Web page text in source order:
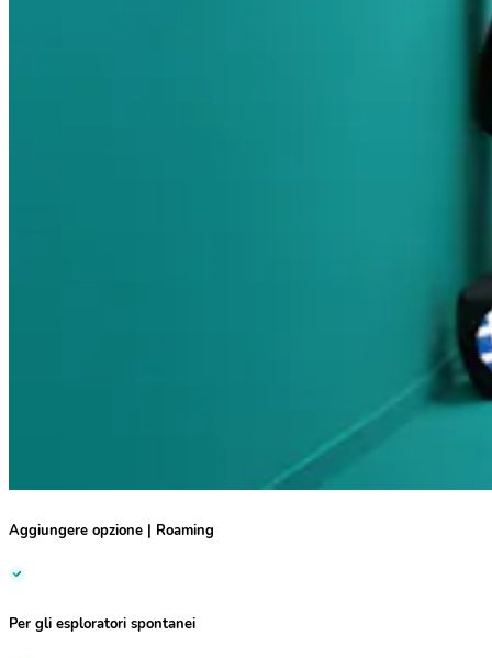
Aggiungere opzione | Roaming
Per gli esploratori spontanei